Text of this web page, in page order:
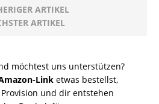
ARTIKEL
ARTIKEL
möchtest uns unterstützen?
Link etwas bestellst,
und dir entstehen